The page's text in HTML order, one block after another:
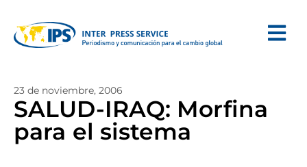
23 de noviembre, 2006
SALUD-IRAQ: Morfina
para el sistema